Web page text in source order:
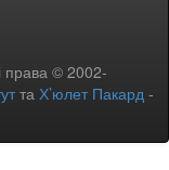
права © 2002-
та Х’юлет Пакард -